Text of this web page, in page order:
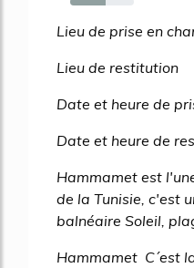
55%
Lieu de prise en
Lieu de restitution
Date et heure de
Date et heure de
Hammamet est
de la Tunisie, c'est
balnéaire Soleil,
Hammamet C´est